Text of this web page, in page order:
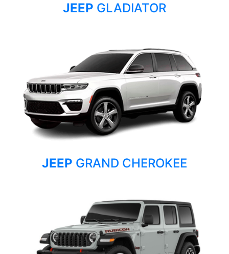
JEEP GLADIATOR
JEEP GRAND CHEROKEE